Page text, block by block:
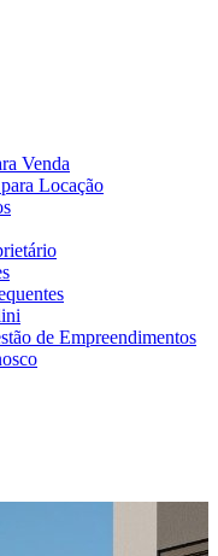
Venda
Locação
de Empreendimentos